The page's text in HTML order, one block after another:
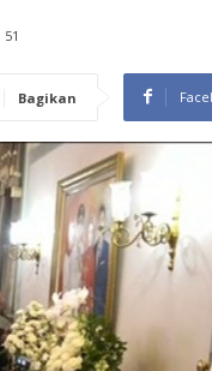
51
Bagikan